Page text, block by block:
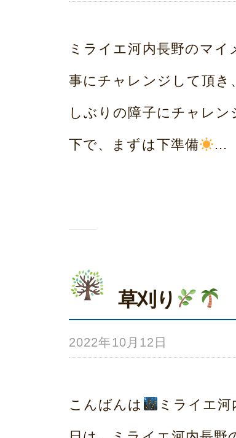
み
ら
ミライエ河内長野のマイ
事にチャレンジして頂
しぶりの障子にチャレン
下で、まずは下準備 ...
草刈り
2022年10月12日
み
ら
こんばんは ミライエ